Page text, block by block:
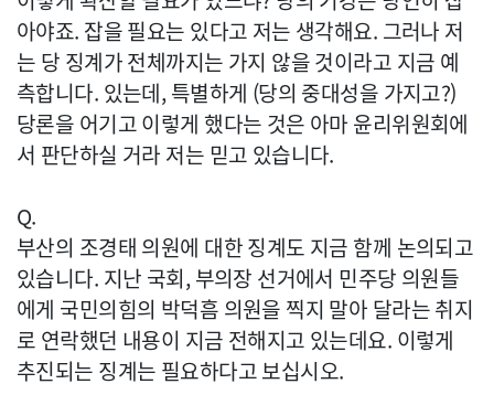
아야죠. 잡을 필요는 있다고 저는 생각해요. 그러나 저
는 당 징계가 전체까지는 가지 않을 것이라고 지금 예
측합니다. 있는데, 특별하게 (당의 중대성을 가지고?)
당론을 어기고 이렇게 했다는 것은 아마 윤리위원회에
서 판단하실 거라 저는 믿고 있습니다.
Q.
부산의 조경태 의원에 대한 징계도 지금 함께 논의되고
있습니다. 지난 국회, 부의장 선거에서 민주당 의원들
에게 국민의힘의 박덕흠 의원을 찍지 말아 달라는 취지
로 연락했던 내용이 지금 전해지고 있는데요. 이렇게
추진되는 징계는 필요하다고 보십시오.